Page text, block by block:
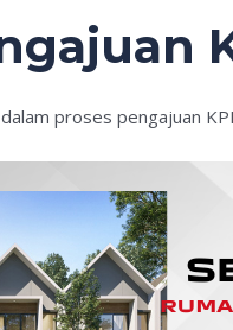
proses pengajuan